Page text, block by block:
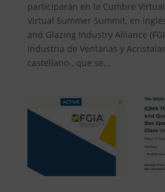
participarán en la Cumbre Virtual
Virtual Summer Summit, en
and Glazing Industry Alliance
Industria de Ventanas y
castellano-, que se...